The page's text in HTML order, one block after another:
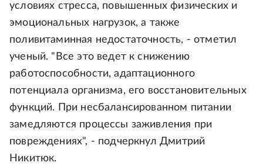
условиях стресса, повышенных физических и
эмоциональных нагрузок, а также
поливитаминная недостаточность, - отметил
ученый. "Все это ведет к снижению
работоспособности, адаптационного
потенциала организма, его восстановительных
функций. При несбалансированном питании
замедляются процессы заживления при
повреждениях", - подчеркнул Дмитрий
Никитюк.